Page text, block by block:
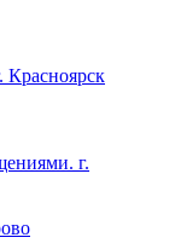
Красноярск
г.